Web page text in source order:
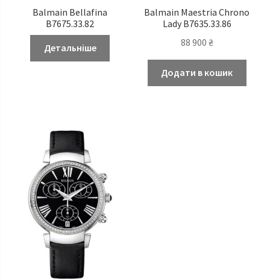
Balmain Bellafina
B7675.33.82
Детальніше
Balmain Maestria Chrono
Lady B7635.33.86
88 900 ₴
Додати в кошик